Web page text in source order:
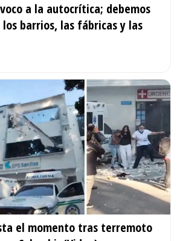
a la autocrítica; debemos
barrios, las fábricas y las
el momento tras terremoto